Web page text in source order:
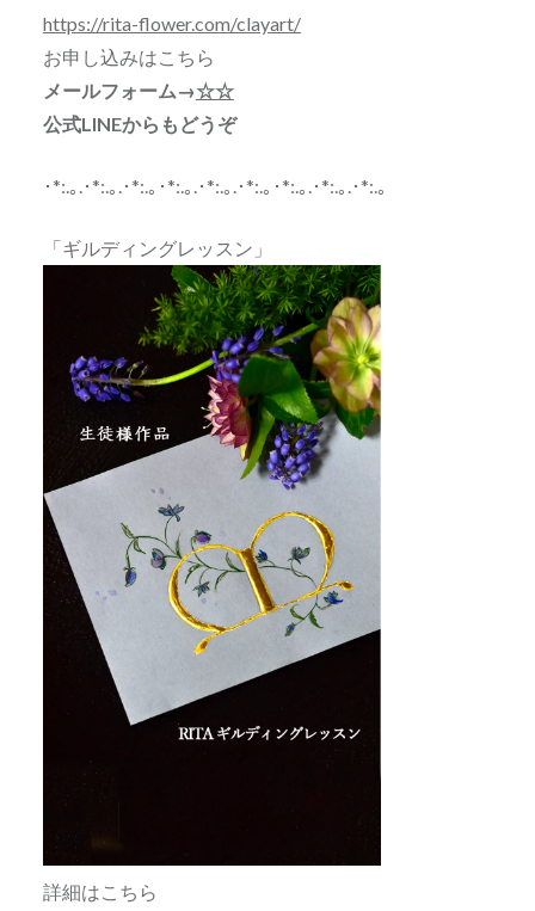
https://rita-flower.com/clayart/
お申し込みはこちら
メールフォーム→☆☆
公式LINEからもどうぞ
･*:.｡.･*:.｡.･*:.｡･*:.｡.･*:.｡.･*:.｡･*:.｡.･*:.｡.･*:.｡
「ギルディングレッスン」
詳細はこちら